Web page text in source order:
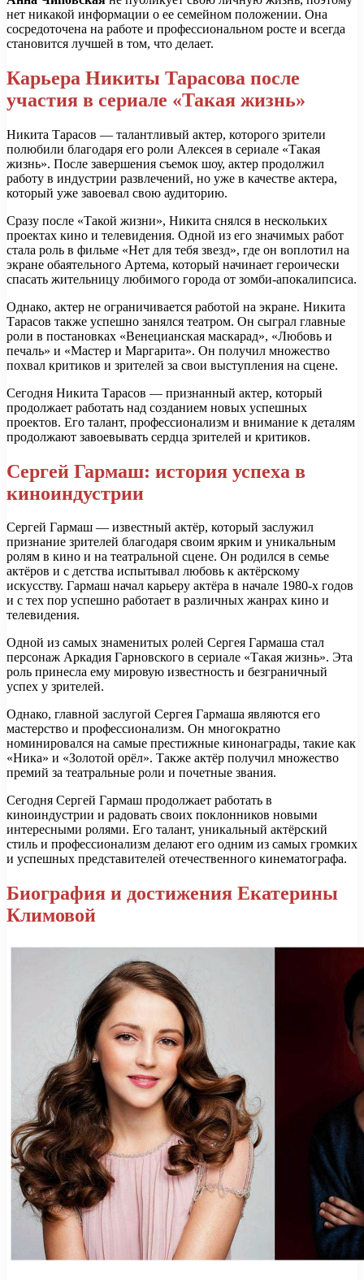
нет никакой информации о ее семейном положении. Она
сосредоточена на работе и профессиональном росте и всегда
становится лучшей в том, что делает.
Карьера Никиты Тарасова после
участия в сериале «Такая жизнь»
Никита Тарасов — талантливый актер, которого зрители
полюбили благодаря его роли Алексея в сериале «Такая
жизнь». После завершения съемок шоу, актер продолжил
работу в индустрии развлечений, но уже в качестве актера,
который уже завоевал свою аудиторию.
Сразу после «Такой жизни», Никита снялся в нескольких
проектах кино и телевидения. Одной из его значимых работ
стала роль в фильме «Нет для тебя звезд», где он воплотил на
экране обаятельного Артема, который начинает героически
спасать жительницу любимого города от зомби-апокалипсиса.
Однако, актер не ограничивается работой на экране. Никита
Тарасов также успешно занялся театром. Он сыграл главные
роли в постановках «Венецианская маскарад», «Любовь и
печаль» и «Мастер и Маргарита». Он получил множество
похвал критиков и зрителей за свои выступления на сцене.
Сегодня Никита Тарасов — признанный актер, который
продолжает работать над созданием новых успешных
проектов. Его талант, профессионализм и внимание к деталям
продолжают завоевывать сердца зрителей и критиков.
Сергей Гармаш: история успеха в
киноиндустрии
Сергей Гармаш — известный актёр, который заслужил
признание зрителей благодаря своим ярким и уникальным
ролям в кино и на театральной сцене. Он родился в семье
актёров и с детства испытывал любовь к актёрскому
искусству. Гармаш начал карьеру актёра в начале 1980-х годов
и с тех пор успешно работает в различных жанрах кино и
телевидения.
Одной из самых знаменитых ролей Сергея Гармаша стал
персонаж Аркадия Гарновского в сериале «Такая жизнь». Эта
роль принесла ему мировую известность и безграничный
успех у зрителей.
Однако, главной заслугой Сергея Гармаша являются его
мастерство и профессионализм. Он многократно
номинировался на самые престижные кинонаграды, такие как
«Ника» и «Золотой орёл». Также актёр получил множество
премий за театральные роли и почетные звания.
Сегодня Сергей Гармаш продолжает работать в
киноиндустрии и радовать своих поклонников новыми
интересными ролями. Его талант, уникальный актёрский
стиль и профессионализм делают его одним из самых громких
и успешных представителей отечественного кинематографа.
Биография и достижения Екатерины
Климовой